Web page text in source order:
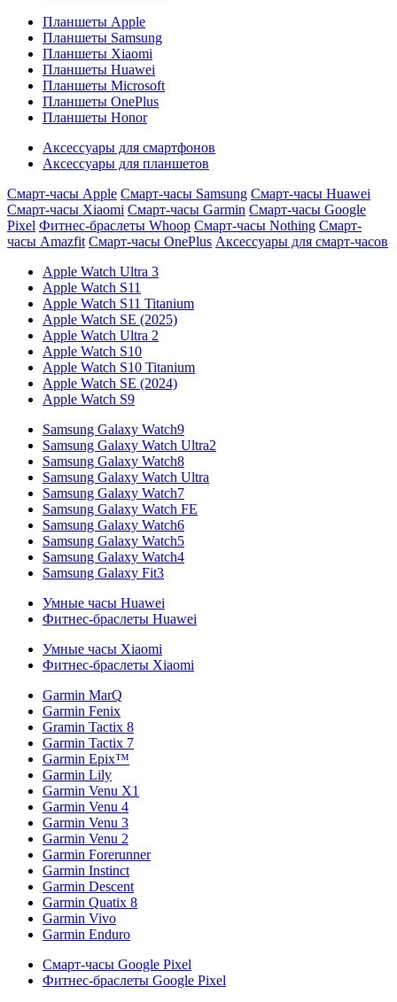
Планшеты Apple
Планшеты Samsung
Планшеты Xiaomi
Планшеты Huawei
Планшеты Microsoft
Планшеты OnePlus
Планшеты Honor
Аксессуары для смартфонов
Аксессуары для планшетов
Смарт-часы Apple Смарт-часы Samsung Смарт-часы Huawei
Смарт-часы Xiaomi Смарт-часы Garmin Смарт-часы Google
Pixel Фитнес-браслеты Whoop Смарт-часы Nothing Смарт-
часы Amazfit Смарт-часы OnePlus Аксессуары для смарт-часов
Apple Watch Ultra 3
Apple Watch S11
Apple Watch S11 Titanium
Apple Watch SE (2025)
Apple Watch Ultra 2
Apple Watch S10
Apple Watch S10 Titanium
Apple Watch SE (2024)
Apple Watch S9
Samsung Galaxy Watch9
Samsung Galaxy Watch Ultra2
Samsung Galaxy Watch8
Samsung Galaxy Watch Ultra
Samsung Galaxy Watch7
Samsung Galaxy Watch FE
Samsung Galaxy Watch6
Samsung Galaxy Watch5
Samsung Galaxy Watch4
Samsung Galaxy Fit3
Умные часы Huawei
Фитнес-браслеты Huawei
Умные часы Xiaomi
Фитнес-браслеты Xiaomi
Garmin MarQ
Garmin Fenix
Gramin Tactix 8
Garmin Tactix 7
Garmin Epix™
Garmin Lily
Garmin Venu X1
Garmin Venu 4
Garmin Venu 3
Garmin Venu 2
Garmin Forerunner
Garmin Instinct
Garmin Descent
Garmin Quatix 8
Garmin Vivo
Garmin Enduro
Смарт-часы Google Pixel
Фитнес-браслеты Google Pixel